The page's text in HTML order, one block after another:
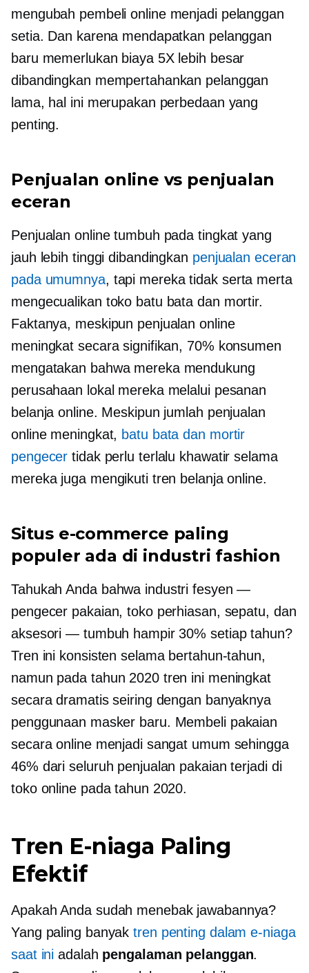
mengubah pembeli online menjadi pelanggan
setia. Dan karena mendapatkan pelanggan
baru memerlukan biaya 5X lebih besar
dibandingkan mempertahankan pelanggan
lama, hal ini merupakan perbedaan yang
penting.
Penjualan online vs penjualan
eceran
Penjualan online tumbuh pada tingkat yang
jauh lebih tinggi dibandingkan penjualan eceran
pada umumnya, tapi mereka tidak serta merta
mengecualikan toko batu bata dan mortir.
Faktanya, meskipun penjualan online
meningkat secara signifikan, 70% konsumen
mengatakan bahwa mereka mendukung
perusahaan lokal mereka melalui pesanan
belanja online. Meskipun jumlah penjualan
online meningkat, batu bata dan mortir
pengecer tidak perlu terlalu khawatir selama
mereka juga mengikuti tren belanja online.
Situs e-commerce paling
populer ada di industri fashion
Tahukah Anda bahwa industri fesyen —
pengecer pakaian, toko perhiasan, sepatu, dan
aksesori — tumbuh hampir 30% setiap tahun?
Tren ini konsisten selama bertahun-tahun,
namun pada tahun 2020 tren ini meningkat
secara dramatis seiring dengan banyaknya
penggunaan masker baru. Membeli pakaian
secara online menjadi sangat umum sehingga
46% dari seluruh penjualan pakaian terjadi di
toko online pada tahun 2020.
Tren E-niaga Paling
Efektif
Apakah Anda sudah menebak jawabannya?
Yang paling banyaktren penting dalam e-niaga
saat ini adalah pengalaman pelanggan.